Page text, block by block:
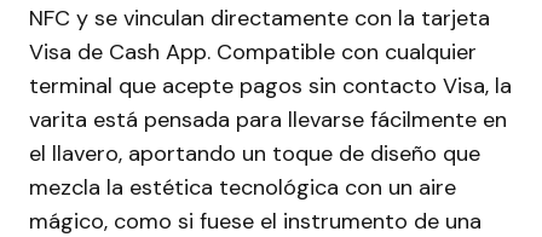
NFC y se vinculan directamente con la tarjeta
Visa de Cash App. Compatible con cualquier
terminal que acepte pagos sin contacto Visa, la
varita está pensada para llevarse fácilmente en
el llavero, aportando un toque de diseño que
mezcla la estética tecnológica con un aire
mágico, como si fuese el instrumento de una